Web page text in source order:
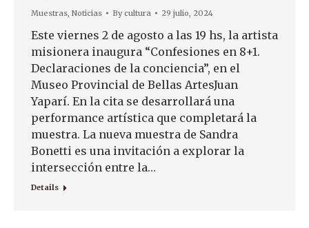
Muestras, Noticias Bycultura 29 julio, 2024
Este viernes 2 de agosto a las 19 hs, la artista
misionera inaugura “Confesiones en 8+1.
Declaraciones de la conciencia”, en el
Museo Provincial de Bellas ArtesJuan
Yaparí. En la cita se desarrollará una
performance artística que completará la
muestra. La nueva muestra de Sandra
Bonetti es una invitación a explorar la
intersección entre la…
Details